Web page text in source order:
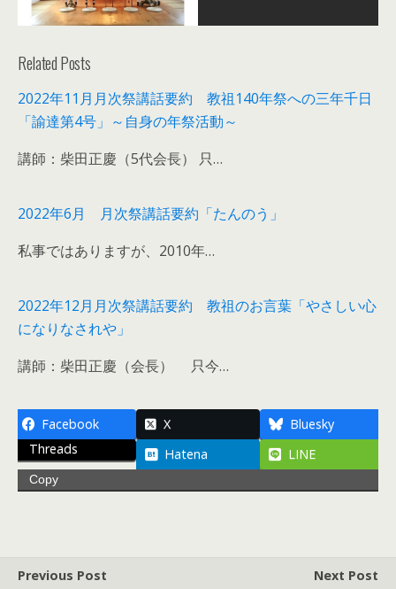
Related Posts
2022年11月月次祭講話要約 教祖140年祭への三年千日
「諭達第4号」～自身の年祭活動～
講師：柴田正慶（5代会長） 只…
2022年6月 月次祭講話要約「たんのう」
私事ではありますが、2010年…
2022年12月月次祭講話要約 教祖のお言葉「やさしい心
になりなされや」
講師：柴田正慶（会長） 只今…
Facebook X
Bluesky
Threads
Hatena LINE
Copy
Previous Post
Next Post